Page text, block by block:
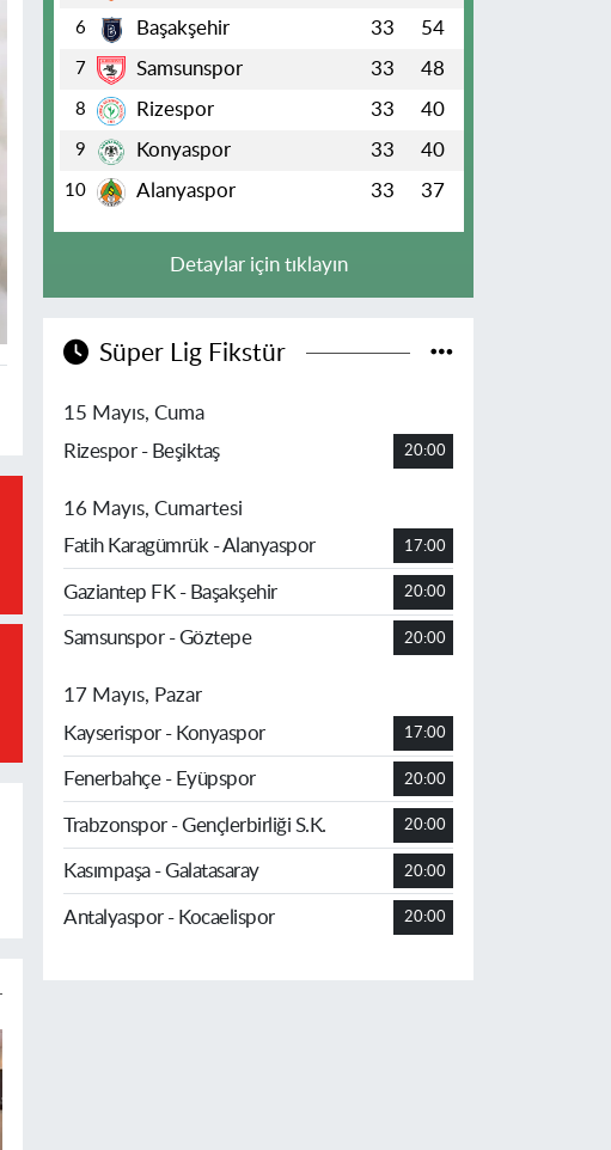
6 Başakşehir 33 54
7 Samsunspor 33 48
8 Rizespor 33 40
9 Konyaspor 33 40
10 Alanyaspor 33 37
Detaylar için tıklayın
Süper Lig Fikstür
15 Mayıs, Cuma
Rizespor - Beşiktaş
20:00
16 Mayıs, Cumartesi
Fatih Karagümrük - Alanyaspor
17:00
Gaziantep FK - Başakşehir 20:00
Samsunspor - Göztepe 20:00
17 Mayıs, Pazar
Kayserispor - Konyaspor
17:00
Fenerbahçe - Eyüpspor 20:00
Trabzonspor - Gençlerbirliği S.K. 20:00
Kasımpaşa - Galatasaray 20:00
Antalyaspor - Kocaelispor 20:00